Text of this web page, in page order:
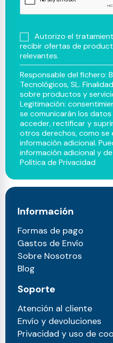
Autorizo el
recibir ofertas de
relevantes.
Responsable del fichero:
Tecnológicos, SL.
sobre productos y
Legitimación:
se comunicarán los
acceder, rectificar y
otros derechos, como se
información adicional.
información adicional y
Política de Privacidad
Información
Formas de pago
Gastos de Envío
Sobre Nosotros
Blog
Soporte
Atención al cliente
Envío y devoluciones
Privacidad y uso de